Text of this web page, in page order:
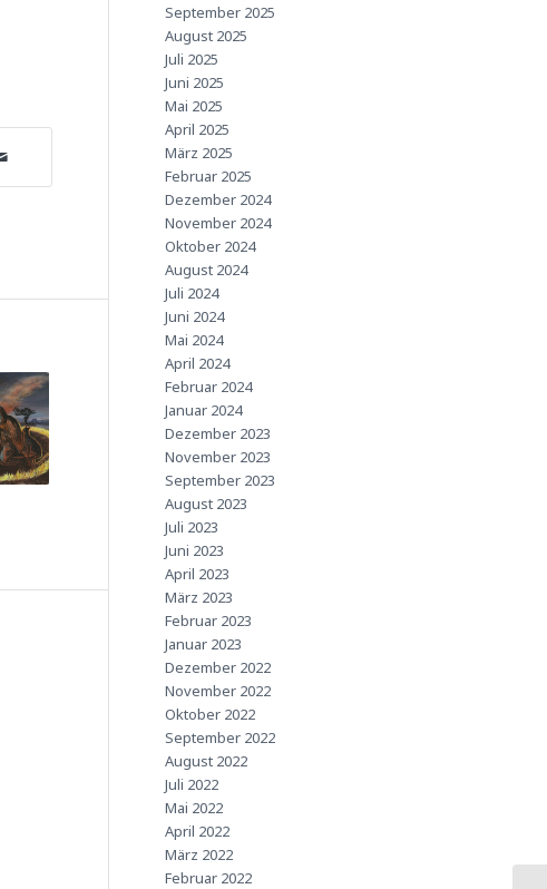
September 2025
August 2025
Juli 2025
Juni 2025
Mai 2025
April 2025
März 2025
Februar 2025
Dezember 2024
November 2024
Oktober 2024
August 2024
Juli 2024
Juni 2024
Mai 2024
April 2024
Februar 2024
Januar 2024
Dezember 2023
November 2023
September 2023
August 2023
Juli 2023
Juni 2023
April 2023
März 2023
Februar 2023
Januar 2023
Dezember 2022
November 2022
Oktober 2022
September 2022
August 2022
Juli 2022
Mai 2022
April 2022
März 2022
Februar 2022